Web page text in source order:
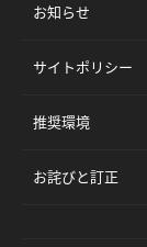
お知らせ
サイトポリシー
推奨環境
お詫びと訂正